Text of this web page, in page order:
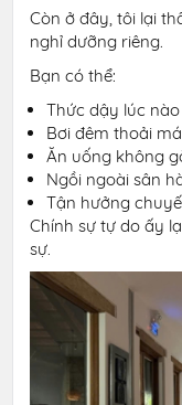
Còn ở đây, tôi lại
nghỉ dưỡng riêng.
Bạn có thể:
Thức dậy lúc
Bơi đêm thoải
Ăn uống không
Ngồi ngoài sân
Tận hưởng
Chính sự tự do ấy
sự.